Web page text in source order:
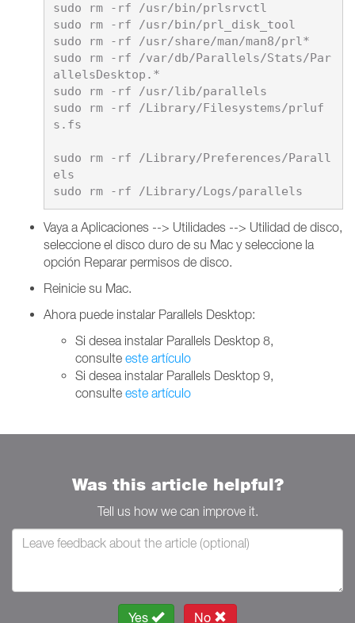
sudo rm -rf /usr/bin/prlsrvctl
sudo rm -rf /usr/bin/prl_disk_tool
sudo rm -rf /usr/share/man/man8/prl*
sudo rm -rf /var/db/Parallels/Stats/Par
allelsDesktop.*
sudo rm -rf /usr/lib/parallels
sudo rm -rf /Library/Filesystems/prluf
s.fs
sudo rm -rf /Library/Preferences/Parall
els
Vaya a Aplicaciones --> Utilidades --> Utilidad de disco,
seleccione el disco duro de su Mac y seleccione la
opción Reparar permisos de disco.
Reinicie su Mac.
Ahora puede instalar Parallels Desktop:
Si desea instalar Parallels Desktop 8,
consulte este artículo
Si desea instalar Parallels Desktop 9,
consulte este artículo
Was this article helpful?
Tell us how we can improve it.
Yes No